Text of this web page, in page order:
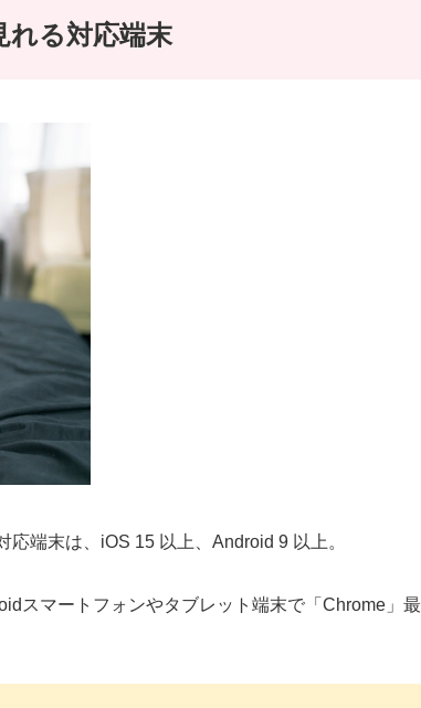
る対応端末
端末は、iOS 15 以上、Android 9 以上。
スマートフォンやタブレット端末で「Chrome」最